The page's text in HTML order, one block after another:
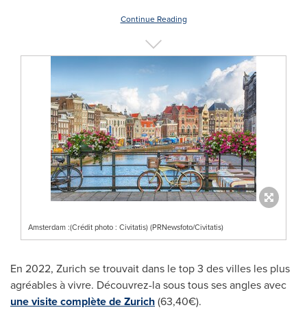
Continue Reading
Amsterdam :(Crédit photo : Civitatis) (PRNewsfoto/Civitatis)
En 2022, Zurich se trouvait dans le top 3 des villes les plus
agréables à vivre. Découvrez-la sous tous ses angles avec
une visite complète deZurich(63,40€).